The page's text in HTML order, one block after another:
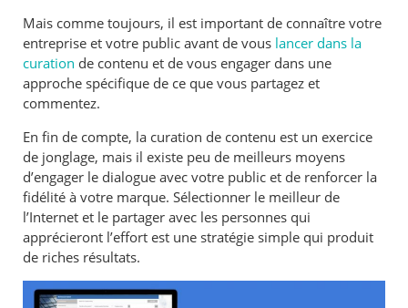
Mais comme toujours, il est important de connaître votre
entreprise et votre public avant de vous lancer dans la
curation de contenu et de vous engager dans une
approche spécifique de ce que vous partagez et
commentez.
En fin de compte, la curation de contenu est un exercice
de jonglage, mais il existe peu de meilleurs moyens
d’engager le dialogue avec votre public et de renforcer la
fidélité à votre marque. Sélectionner le meilleur de
l’Internet et le partager avec les personnes qui
apprécieront l’effort est une stratégie simple qui produit
de riches résultats.